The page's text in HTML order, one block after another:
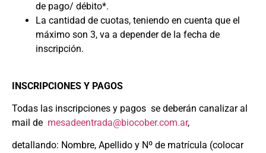
de pago/ débito*.
La cantidad de cuotas, teniendo en cuenta que el
máximo son 3, va a depender de la fecha de
inscripción.
INSCRIPCIONES Y PAGOS
Todas las inscripciones y pagos se deberán canalizar al
mail de mesadeentrada@biocober.com.ar,
detallando: Nombre, Apellido y Nº de matrícula (colocar